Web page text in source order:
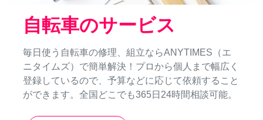
自転車のサービス
毎日使う自転車の修理、組立ならANYTIMES（エ
ニタイムズ）で簡単解決！プロから個人まで幅広く
登録しているので、予算などに応じて依頼すること
ができます。全国どこでも365日24時間相談可能。